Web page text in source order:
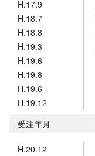
H.17.9
H.18.7
H.18.8
H.19.3
H.19.6
H.19.8
H.19.6
H.19.12
受注年月
H.20.12